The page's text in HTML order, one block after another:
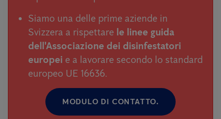
Siamo una delle prime aziende in
Svizzera a rispettare le linee guida
dell'Associazione dei disinfestatori
europei e a lavorare secondo lo standard
europeo UE 16636.
MODULO DI CONTATTO.